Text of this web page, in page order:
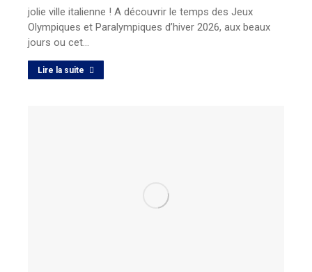
jolie ville italienne ! A découvrir le temps des Jeux
Olympiques et Paralympiques d’hiver 2026, aux beaux
jours ou cet…
Lire la suite